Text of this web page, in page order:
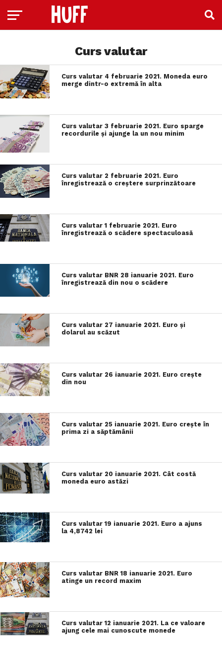
Curs valutar
Curs valutar 4 februarie 2021. Moneda euro
merge dintr-o extremă în alta
Curs valutar 3 februarie 2021. Euro sparge
recordurile și ajunge la un nou minim
Curs valutar 2 februarie 2021. Euro
înregistrează o creștere surprinzătoare
Curs valutar 1 februarie 2021. Euro
înregistrează o scădere spectaculoasă
Curs valutar BNR 28 ianuarie 2021. Euro
înregistrează din nou o scădere
Curs valutar 27 ianuarie 2021. Euro și
dolarul au scăzut
Curs valutar 26 ianuarie 2021. Euro crește
din nou
Curs valutar 25 ianuarie 2021. Euro crește în
prima zi a săptămânii
Curs valutar 20 ianuarie 2021. Cât costă
moneda euro astăzi
Curs valutar 19 ianuarie 2021. Euro a ajuns
la 4,8742 lei
Curs valutar BNR 18 ianuarie 2021. Euro
atinge un record maxim
Curs valutar 12 ianuarie 2021. La ce valoare
ajung cele mai cunoscute monede